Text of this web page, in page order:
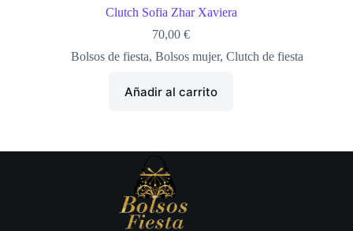
Clutch Sofia Zhar Xaviera
70,00€
Bolsos de fiesta, Bolsos mujer, Clutch de fiesta
Añadir al carrito